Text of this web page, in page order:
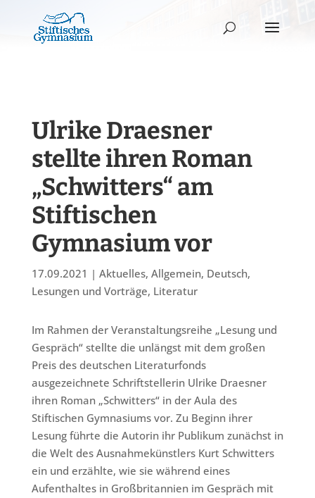
Ulrike Draesner
stellte ihren Roman
„Schwitters“ am
Stiftischen
Gymnasium vor
17.09.2021 | Aktuelles, Allgemein, Deutsch,
Lesungen und Vorträge, Literatur
Im Rahmen der Veranstaltungsreihe „Lesung und
Gespräch“ stellte die unlängst mit dem großen
Preis des deutschen Literaturfonds
ausgezeichnete Schriftstellerin Ulrike Draesner
ihren Roman „Schwitters“ in der Aula des
Stiftischen Gymnasiums vor. Zu Beginn ihrer
Lesung führte die Autorin ihr Publikum zunächst in
die Welt des Ausnahmekünstlers Kurt Schwitters
ein und erzählte, wie sie während eines
Aufenthaltes in Großbritannien im Gespräch mit